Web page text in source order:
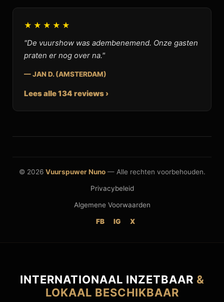
★★★★★
"De vuurshow was adembenemend. Onze gasten
praten er nog over na."
— JAN D. (AMSTERDAM)
Lees alle 134 reviews ›
© 2026 Vuurspuwer Nuno— Alle rechten voorbehouden.
Privacybeleid
Algemene Voorwaarden
FB IG X
INTERNATIONAAL INZETBAAR &
LOKAAL BESCHIKBAAR